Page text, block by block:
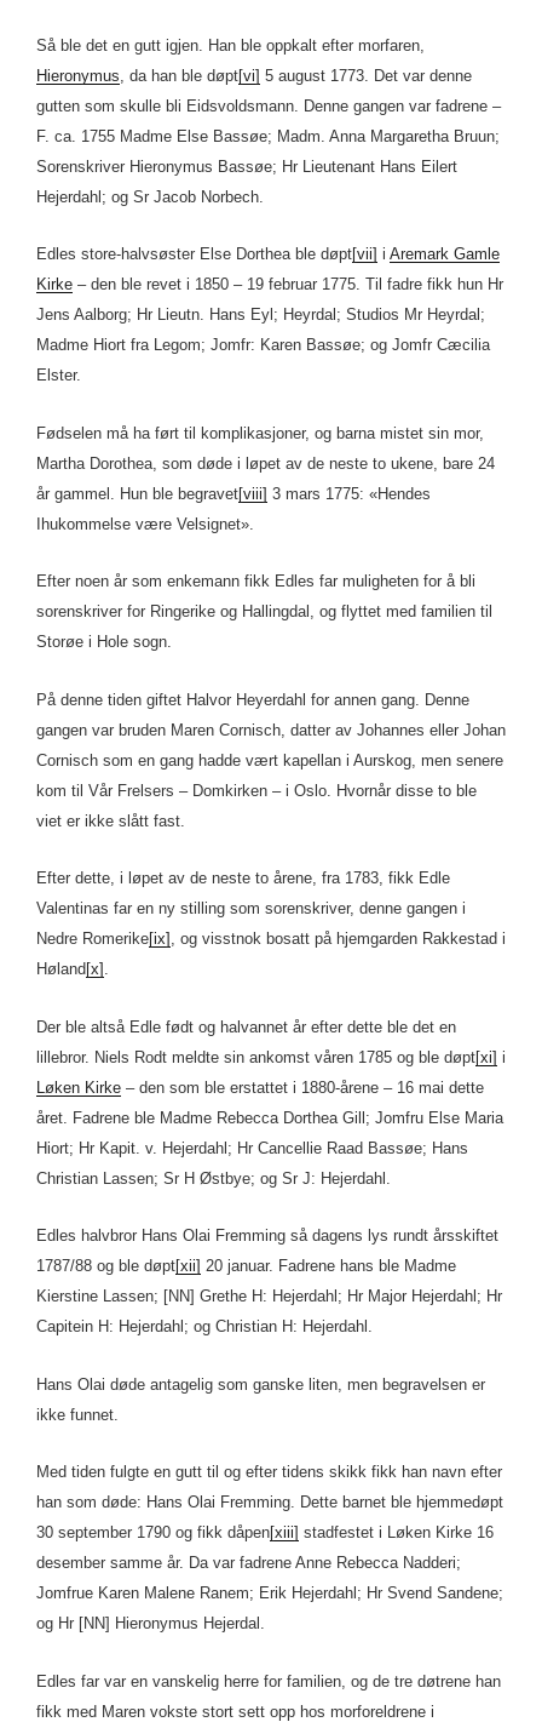
Så ble det en gutt igjen. Han ble oppkalt efter morfaren,
Hieronymus , da han ble døpt[vi] 5 august 1773. Det var denne
gutten som skulle bli Eidsvoldsmann. Denne gangen var fadrene –
F. ca. 1755 Madme Else Bassøe; Madm. Anna Margaretha Bruun;
Sorenskriver Hieronymus Bassøe; Hr Lieutenant Hans Eilert
Hejerdahl; og Sr Jacob Norbech.
Edles store-halvsøster Else Dorthea ble døpt[vii] i Aremark Gamle
Kirke – den ble revet i 1850 – 19 februar 1775. Til fadre fikk hun Hr
Jens Aalborg; Hr Lieutn. Hans Eyl; Heyrdal; Studios Mr Heyrdal;
Madme Hiort fra Legom; Jomfr: Karen Bassøe; og Jomfr Cæcilia
Elster.
Fødselen må ha ført til komplikasjoner, og barna mistet sin mor,
Martha Dorothea, som døde i løpet av de neste to ukene, bare 24
år gammel. Hun ble begravet[viii] 3 mars 1775: «Hendes
Ihukommelse være Velsignet».
Efter noen år som enkemann fikk Edles far muligheten for å bli
sorenskriver for Ringerike og Hallingdal, og flyttet med familien til
Storøe i Hole sogn.
På denne tiden giftet Halvor Heyerdahl for annen gang. Denne
gangen var bruden Maren Cornisch, datter av Johannes eller Johan
Cornisch som en gang hadde vært kapellan i Aurskog, men senere
kom til Vår Frelsers – Domkirken – i Oslo. Hvornår disse to ble
viet er ikke slått fast.
Efter dette, i løpet av de neste to årene, fra 1783, fikk Edle
Valentinas far en ny stilling som sorenskriver, denne gangen i
Nedre Romerike[ix] , og visstnok bosatt på hjemgarden Rakkestad i
Høland [x] .
Der ble altså Edle født og halvannet år efter dette ble det en
lillebror. Niels Rodt meldte sin ankomst våren 1785 og ble døpt[xi] i
Løken Kirke – den som ble erstattet i 1880-årene – 16 mai dette
året. Fadrene ble Madme Rebecca Dorthea Gill; Jomfru Else Maria
Hiort; Hr Kapit. v. Hejerdahl; Hr Cancellie Raad Bassøe; Hans
Christian Lassen; Sr H Østbye; og Sr J: Hejerdahl.
Edles halvbror Hans Olai Fremming så dagens lys rundt årsskiftet
1787/88 og ble døpt[xii] 20 januar. Fadrene hans ble Madme
Kierstine Lassen; [NN] Grethe H: Hejerdahl; Hr Major Hejerdahl; Hr
Capitein H: Hejerdahl; og Christian H: Hejerdahl.
Hans Olai døde antagelig som ganske liten, men begravelsen er
ikke funnet.
Med tiden fulgte en gutt til og efter tidens skikk fikk han navn efter
han som døde: Hans Olai Fremming. Dette barnet ble hjemmedøpt
30 september 1790 og fikk dåpen[xiii] stadfestet i Løken Kirke 16
desember samme år. Da var fadrene Anne Rebecca Nadderi;
Jomfrue Karen Malene Ranem; Erik Hejerdahl; Hr Svend Sandene;
og Hr [NN] Hieronymus Hejerdal.
Edles far var en vanskelig herre for familien, og de tre døtrene han
fikk med Maren vokste stort sett opp hos morforeldrene i